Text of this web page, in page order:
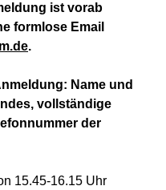
ist vorab
formlose Email
.
Name und
vollständige
der
15.45-16.15 Uhr